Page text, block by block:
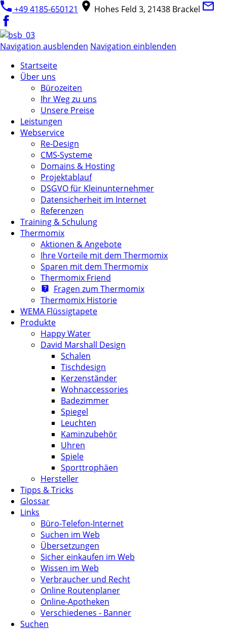
+49 4185-650121 Hohes Feld 3, 21438 Brackel
Navigation ausblenden Navigation einblenden
Startseite
Über uns
Bürozeiten
Ihr Weg zu uns
Unsere Preise
Leistungen
Webservice
Re-Design
CMS-Systeme
Domains & Hosting
Projektablauf
DSGVO für Kleinunternehmer
Datensicherheit im Internet
Referenzen
Training & Schulung
Thermomix
Aktionen & Angebote
Ihre Vorteile mit dem Thermomix
Sparen mit dem Thermomix
Thermomix Friend
Fragen zum Thermomix
Thermomix Historie
WEMA Flüssigtapete
Produkte
Happy Water
David Marshall Design
Schalen
Tischdesign
Kerzenständer
Wohnaccessories
Badezimmer
Spiegel
Leuchten
Kaminzubehör
Uhren
Spiele
Sporttrophäen
Hersteller
Tipps & Tricks
Glossar
Links
Büro-Telefon-Internet
Suchen im Web
Übersetzungen
Sicher einkaufen im Web
Wissen im Web
Verbraucher und Recht
Online Routenplaner
Online-Apotheken
Verschiedenes - Banner
Suchen